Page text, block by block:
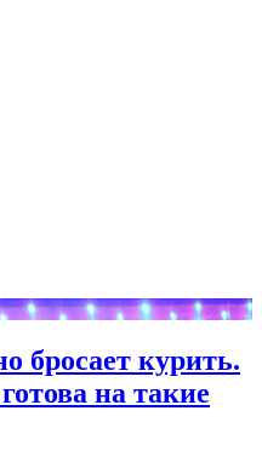
бросает курить.
на такие